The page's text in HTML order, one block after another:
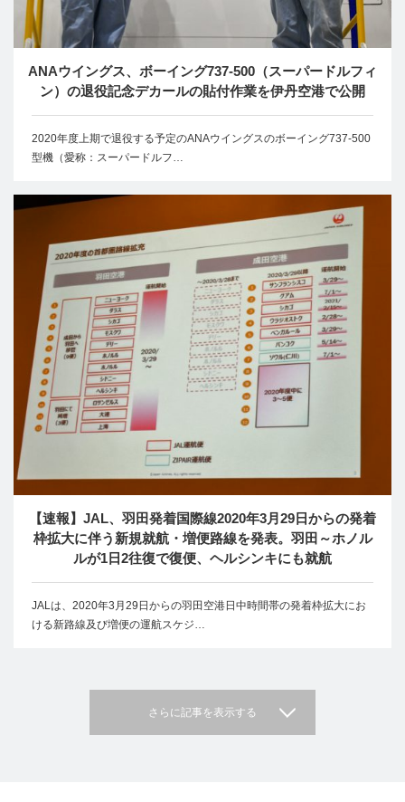
ANAウイングス、ボーイング737-500（スーパードルフィ
ン）の退役記念デカールの貼付作業を伊丹空港で公開
2020年度上期で退役する予定のANAウイングスのボーイング737-500
型機（愛称：スーパードルフ…
【速報】JAL、羽田発着国際線2020年3月29日からの発着
枠拡大に伴う新規就航・増便路線を発表。羽田～ホノル
ルが1日2往復で復便、ヘルシンキにも就航
JALは、2020年3月29日からの羽田空港日中時間帯の発着枠拡大にお
ける新路線及び増便の運航スケジ…
さらに記事を表示する